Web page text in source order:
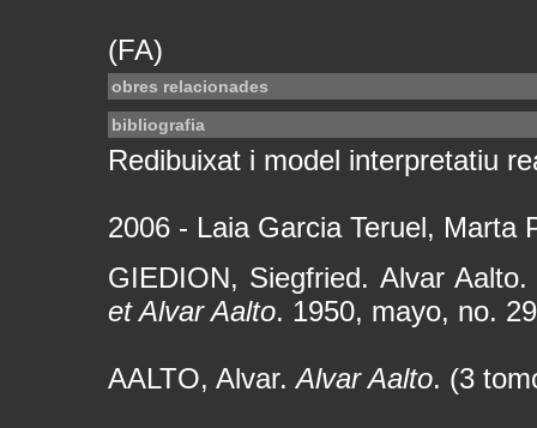
(FA)
obres relacionades
bibliografia
Redibuixat i model interpretatiu
2006 - Laia Garcia Teruel, Marta
GIEDION, Siegfried. Alvar
et Alvar Aalto. 1950, mayo, no.
AALTO, Alvar.Alvar Aalto. (3